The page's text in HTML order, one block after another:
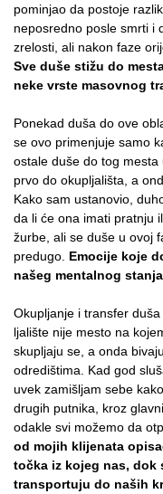
pominjao da postoje
neposredno posle smrti i
zrelosti, ali nakon faze
Sve duše stižu do
neke vrste masovnog
Ponekad duša do ove
se ovo primenjuje samo
ostale duše do tog
prvo do okupljališta, a
Kako sam ustanovio,
da li će ona imati pratnju
žurbe, ali se duše u ovoj
predugo. Emocije koje
našeg mentalnog
Okupljanje i transfer
ljalište nije mesto na
skupljaju se, a onda
odredištima. Kad god
uvek zamišljam sebe
drugih putnika, kroz
odakle svi možemo da
od mojih klijenata
točka iz kojeg nas, dok
transportuju do naših